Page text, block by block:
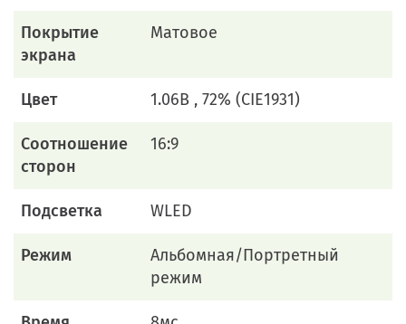
Покрытие
экрана
Матовое
Цвет 1.06B , 72% (CIE1931)
Соотношение
сторон
16:9
Подсветка WLED
Режим
Альбомная/Портретный
режим